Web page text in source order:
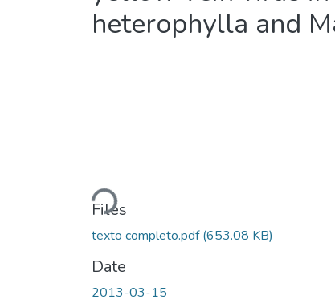
heterophylla and
Loading...
Files
texto completo.pdf(653.08 KB)
Date
2013-03-15